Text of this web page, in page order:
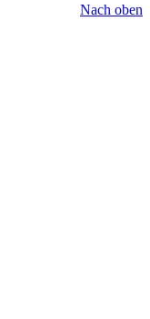
Nach oben